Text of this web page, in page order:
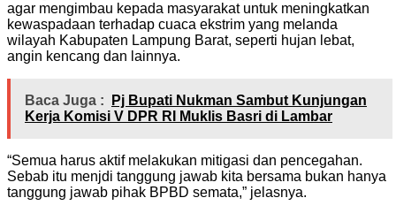
agar mengimbau kepada masyarakat untuk meningkatkan
kewaspadaan terhadap cuaca ekstrim yang melanda
wilayah Kabupaten Lampung Barat, seperti hujan lebat,
angin kencang dan lainnya.
Baca Juga :
Pj Bupati Nukman Sambut Kunjungan
Kerja Komisi V DPR RI Muklis Basri di Lambar
“Semua harus aktif melakukan mitigasi dan pencegahan.
Sebab itu menjdi tanggung jawab kita bersama bukan hanya
tanggung jawab pihak BPBD semata,” jelasnya.